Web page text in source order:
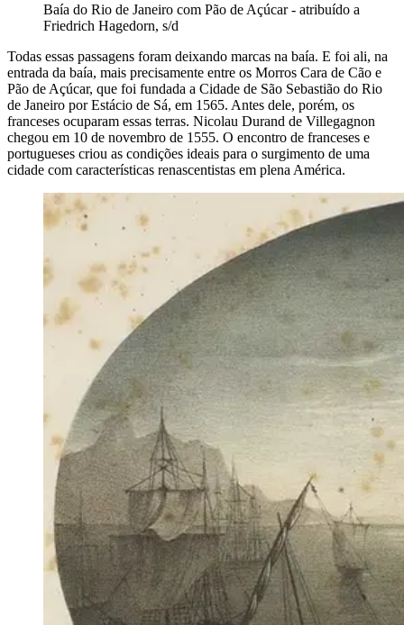
Baía do Rio de Janeiro com Pão de Açúcar - atribuído a
Friedrich Hagedorn, s/d
Todas essas passagens foram deixando marcas na baía. E foi ali, na
entrada da baía, mais precisamente entre os Morros Cara de Cão e
Pão de Açúcar, que foi fundada a Cidade de São Sebastião do Rio
de Janeiro por Estácio de Sá, em 1565. Antes dele, porém, os
franceses ocuparam essas terras. Nicolau Durand de Villegagnon
chegou em 10 de novembro de 1555. O encontro de franceses e
portugueses criou as condições ideais para o surgimento de uma
cidade com características renascentistas em plena América.